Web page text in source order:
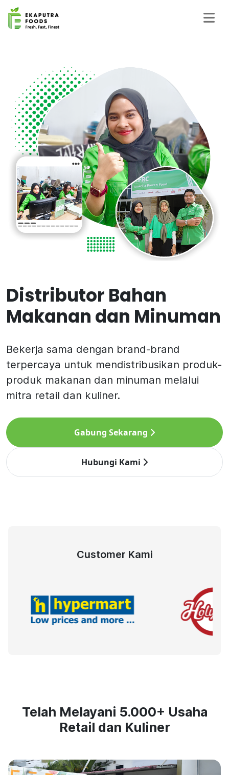
Distributor Bahan
Makanan dan Minuman
Bekerja sama dengan brand-brand
terpercaya untuk mendistribusikan produk-
produk makanan dan minuman melalui
mitra retail dan kuliner.
Gabung Sekarang
Hubungi Kami
Customer Kami
Telah Melayani 5.000+ Usaha
Retail dan Kuliner